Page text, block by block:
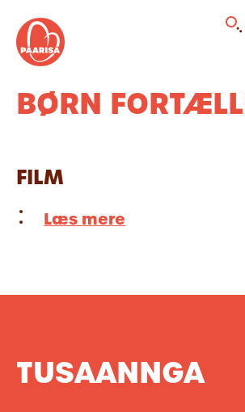
forsiden
BØRN
FILM
Læs mere
TUSAANNGA